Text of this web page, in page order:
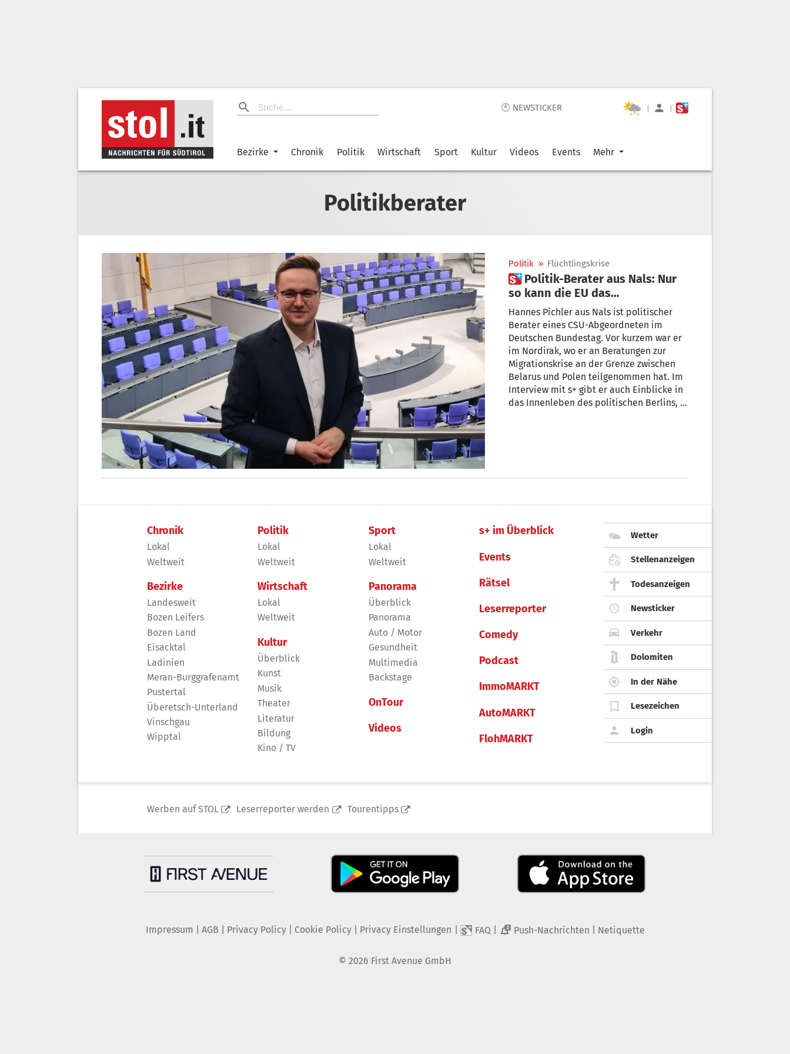
🕙 NEWSTICKER | |
Bezirke Chronik Politik Wirtschaft Sport Kultur Videos Events Mehr
Politikberater
Politik » Flüchtlingskrise
 Politik-Berater aus Nals: Nur
so kann die EU das
Flüchtlingsproblem lösen
Hannes Pichler aus Nals ist politischer
Berater eines CSU-Abgeordneten im
Deutschen Bundestag. Vor kurzem war er
im Nordirak, wo er an Beratungen zur
Migrationskrise an der Grenze zwischen
Belarus und Polen teilgenommen hat. Im
Interview mit s+ gibt er auch Einblicke in
das Innenleben des politischen Berlins, in
Chronik
Lokal
Weltweit
Bezirke
Landesweit
Bozen Leifers
Bozen Land
Eisacktal
Ladinien
Meran-Burggrafenamt
Pustertal
Überetsch-Unterland
Vinschgau
Wipptal
Politik
Lokal
Weltweit
Wirtschaft
Lokal
Weltweit
Kultur
Überblick
Kunst
Musik
Theater
Literatur
Bildung
Kino / TV
Sport
Lokal
Weltweit
Panorama
Überblick
Panorama
Auto / Motor
Gesundheit
Multimedia
Backstage
OnTour
Videos
s+ im Überblick
Events
Rätsel
Leserreporter
Comedy
Podcast
ImmoMARKT
AutoMARKT
FlohMARKT
Wetter
Stellenanzeigen
Todesanzeigen
Newsticker
Verkehr
Dolomiten
In der Nähe
Lesezeichen
Login
Werben auf STOL Leserreporter werden Tourentipps
Impressum AGB Privacy Policy| Cookie Policy| Privacy Einstellungen FAQ 2 Push-Nachrichten Netiquette
© 2026 First Avenue GmbH